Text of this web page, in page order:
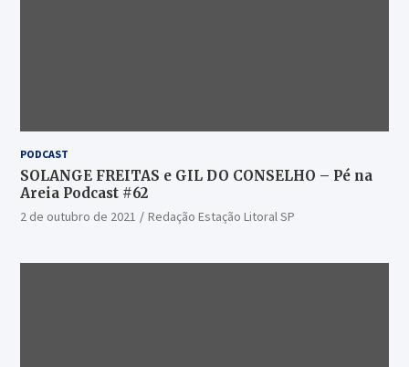
PODCAST
SOLANGE FREITAS e GIL DO CONSELHO – Pé na
Areia Podcast #62
2 de outubro de 2021 Redação Estação Litoral SP